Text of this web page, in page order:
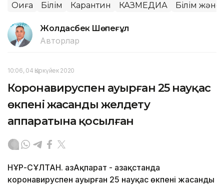
Оқиға Білім Карантин КАЗМЕДИА Білім
Жолдасбек Шөпеғұл
Авторлар
10:06, 04 Қыркүйек 2020
Коронавируспен ауырған 25 науқас
өкпені жасанды желдету
аппаратына қосылған
НҰР-СҰЛТАН. ҚазАқпарат - Қазақстанда
коронавируспен ауырған 25 науқас өкпені жасанды